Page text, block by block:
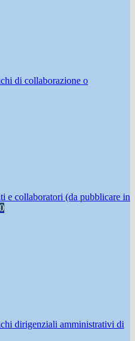
di collaborazione o
e collaboratori (da pubblicare in
dirigenziali amministrativi di